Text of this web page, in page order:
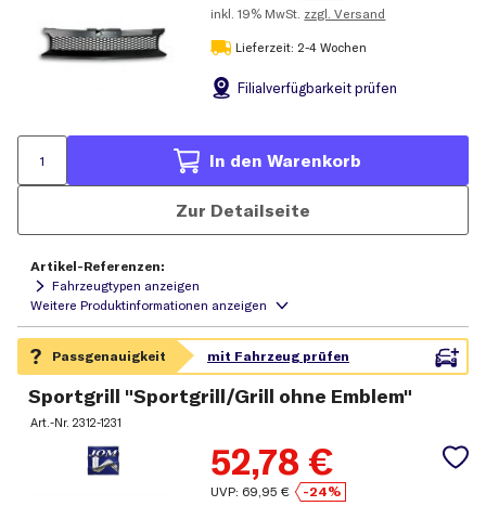
inkl. 19% MwSt. zzgl. Versand
Lieferzeit: 2-4 Wochen
Filialverfügbarkeit prüfen
In den Warenkorb
Zur Detailseite
Artikel-Referenzen:
Fahrzeugtypen anzeigen
Sportgrill "Sportgrill/Grill ohne Emblem"
Art.-Nr.2312-1231
52,78 €
UVP: 69,95 €
-24%